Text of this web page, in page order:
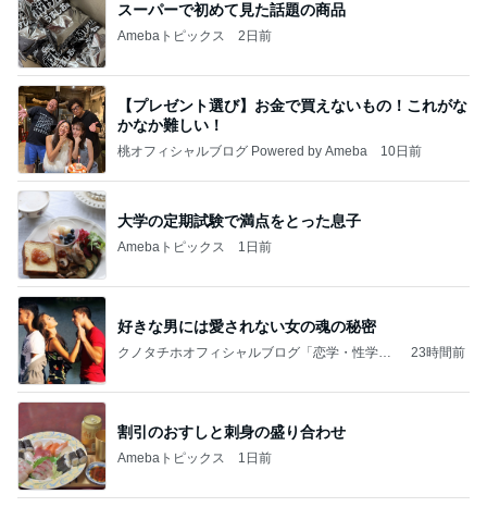
スーパーで初めて見た話題の商品
Amebaトピックス 2日前
【プレゼント選び】お金で買えないもの！これがな
かなか難しい！
桃オフィシャルブログ Powered by Ameba 10日前
大学の定期試験で満点をとった息子
Amebaトピックス 1日前
好きな男には愛されない女の魂の秘密
クノタチホオフィシャルブログ「恋学・性学研
23時間前
割引のおすしと刺身の盛り合わせ
Amebaトピックス 1日前